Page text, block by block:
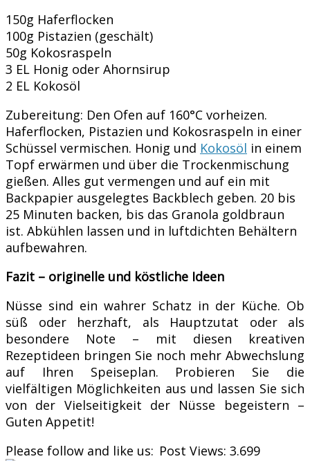
150g Haferflocken
100g Pistazien (geschält)
50g Kokosraspeln
3 EL Honig oder Ahornsirup
2 EL Kokosöl
Zubereitung: Den Ofen auf 160°C vorheizen.
Haferflocken, Pistazien und Kokosraspeln in einer
Schüssel vermischen. Honig und Kokosöl in einem
Topf erwärmen und über die Trockenmischung
gießen. Alles gut vermengen und auf ein mit
Backpapier ausgelegtes Backblech geben. 20 bis
25 Minuten backen, bis das Granola goldbraun
ist. Abkühlen lassen und in luftdichten Behältern
aufbewahren.
Fazit – originelle und köstliche Ideen
Nüsse sind ein wahrer Schatz in der Küche. Ob
süß oder herzhaft, als Hauptzutat oder als
besondere Note – mit diesen kreativen
Rezeptideen bringen Sie noch mehr Abwechslung
auf Ihren Speiseplan. Probieren Sie die
vielfältigen Möglichkeiten aus und lassen Sie sich
von der Vielseitigkeit der Nüsse begeistern –
Guten Appetit!
Please follow and like us: Post Views: 3.699